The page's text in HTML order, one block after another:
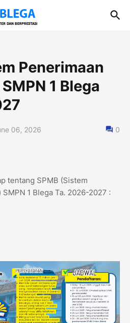
Penerimaan
1 Blega
06, 2026 0
tentang SPMB (Sistem
1 Blega Ta. 2026-2027 :